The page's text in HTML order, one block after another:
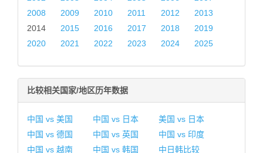
2008
2009 2010 2011 2012
2013
2014
2015 2016 2017 2018
2019
2020
2021 2022 2023 2024 2025
比较相关国家/地区历年数据
中国 vs 美国 中国 vs 日本
美国 vs 日本
中国 vs 德国
中国 vs 英国
中国 vs 印度
中国 vs 越南
中国 vs 韩国
中日韩比较